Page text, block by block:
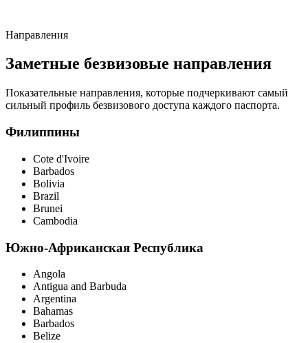
Направления
Заметные безвизовые направления
Показательные направления, которые подчеркивают самый
сильный профиль безвизового доступа каждого паспорта.
Филиппины
Cote d'Ivoire
Barbados
Bolivia
Brazil
Brunei
Cambodia
Южно-Африканская Республика
Angola
Antigua and Barbuda
Argentina
Bahamas
Barbados
Belize